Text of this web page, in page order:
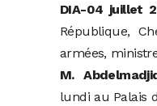
DIA-04 juillet
République,
armées,
M.
lundi au Palais